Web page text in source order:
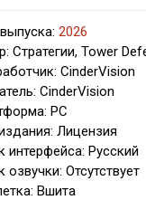
2026
Стратегии, Tower
CinderVision
CinderVision
PC
Лицензия
интерфейса: Русский
озвучки: Отсутствует
Вшита